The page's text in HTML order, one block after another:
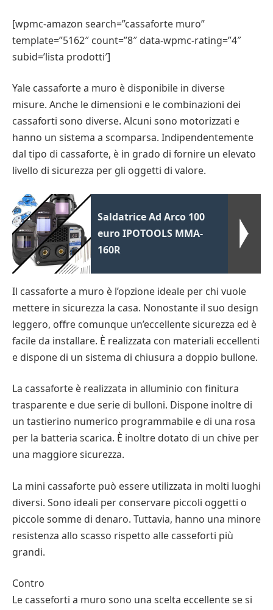
[wpmc-amazon search=”cassaforte muro”
template=”5162″ count=”8″ data-wpmc-rating=”4″
subid=’lista prodotti′]
Yale cassaforte a muro è disponibile in diverse
misure. Anche le dimensioni e le combinazioni dei
cassaforti sono diverse. Alcuni sono motorizzati e
hanno un sistema a scomparsa. Indipendentemente
dal tipo di cassaforte, è in grado di fornire un elevato
livello di sicurezza per gli oggetti di valore.
Saldatrice Ad Arco 100
euro IPOTOOLS MMA-
160R
Il cassaforte a muro è l’opzione ideale per chi vuole
mettere in sicurezza la casa. Nonostante il suo design
leggero, offre comunque un’eccellente sicurezza ed è
facile da installare. È realizzata con materiali eccellenti
e dispone di un sistema di chiusura a doppio bullone.
La cassaforte è realizzata in alluminio con finitura
trasparente e due serie di bulloni. Dispone inoltre di
un tastierino numerico programmabile e di una rosa
per la batteria scarica. È inoltre dotato di un chive per
una maggiore sicurezza.
La mini cassaforte può essere utilizzata in molti luoghi
diversi. Sono ideali per conservare piccoli oggetti o
piccole somme di denaro. Tuttavia, hanno una minore
resistenza allo scasso rispetto alle casseforti più
grandi.
Contro
Le casseforti a muro sono una scelta eccellente se si